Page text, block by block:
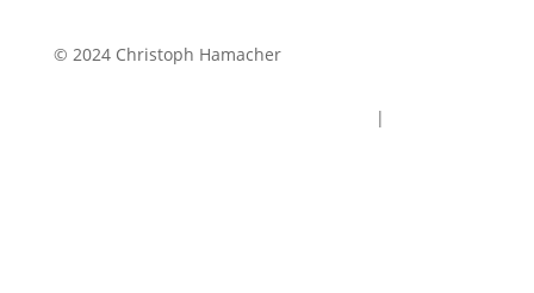
© 2024 Christoph Hamacher
|